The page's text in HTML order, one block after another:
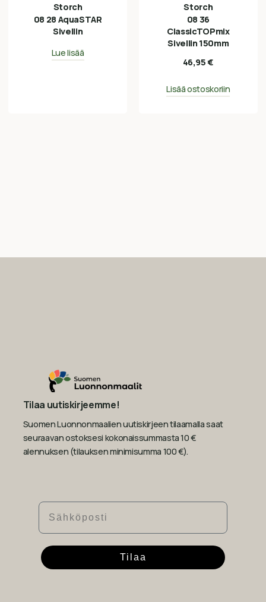
Storch
08 28 AquaSTAR
Sivellin
Lue lisää
Storch
08 36
ClassicTOPmix
Sivellin 150mm
46,95€
Lisää ostoskoriin
Tilaa uutiskirjeemme!
Suomen Luonnonmaalien uutiskirjeen tilaamalla saat
seuraavan ostoksesi kokonaissummasta 10 €
alennuksen (tilauksen minimisumma 100 €).
Sähköposti
Tilaa